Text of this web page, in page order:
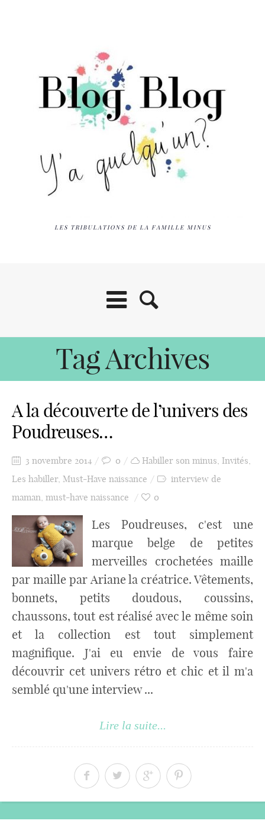
LES TRIBULATIONS DE LA FAMILLE MINUS
Tag Archives
A la découverte de l’univers des
Poudreuses…
3 novembre 2014 0 Habiller son minus, Invités,
Les habiller, Must-Have naissance
interview de
maman, must-have naissance 0
Les Poudreuses, c'est une
marque belge de petites
merveilles crochetées maille
par maille par Ariane la créatrice. Vêtements,
bonnets, petits doudous, coussins,
chaussons, tout est réalisé avec le même soin
et la collection est tout simplement
magnifique. J'ai eu envie de vous faire
découvrir cet univers rétro et chic et il m'a
semblé qu'une interview ...
Lire la suite...